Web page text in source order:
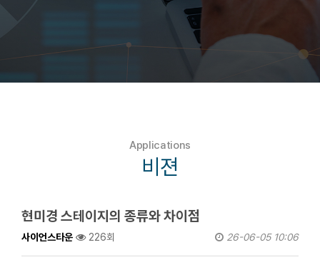
Applications
비젼
현미경 스테이지의 종류와 차이점
사이언스타운 226회 26-06-05 10:06